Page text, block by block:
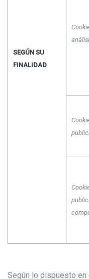
SEGÚN SU
FINALIDAD
Según lo dispuesto